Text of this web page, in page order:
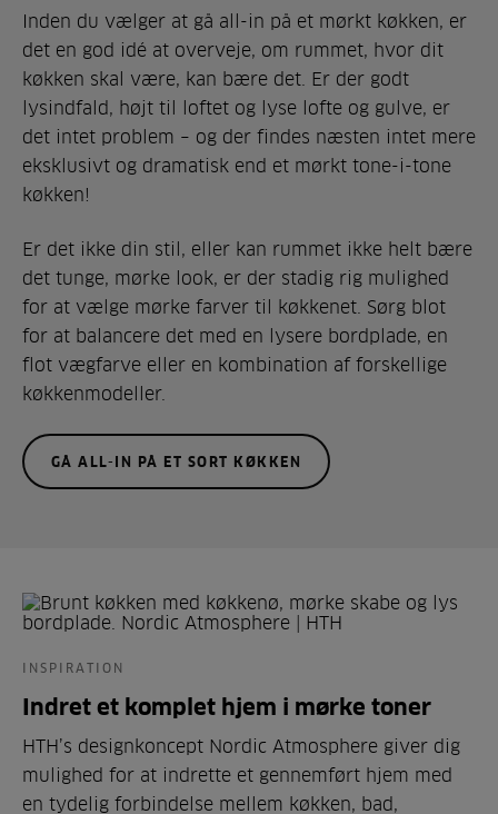
Inden du vælger at gå all-in på et mørkt køkken, er
det en god idé at overveje, om rummet, hvor dit
køkken skal være, kan bære det. Er der godt
lysindfald, højt til loftet og lyse lofte og gulve, er
det intet problem – og der findes næsten intet mere
eksklusivt og dramatisk end et mørkt tone-i-tone
køkken!
Er det ikke din stil, eller kan rummet ikke helt bære
det tunge, mørke look, er der stadig rig mulighed
for at vælge mørke farver til køkkenet. Sørg blot
for at balancere det med en lysere bordplade, en
flot vægfarve eller en kombination af forskellige
køkkenmodeller.
GÅ ALL-IN PÅ ET SORT KØKKEN
INSPIRATION
Indret et komplet hjem i mørke toner
HTH’s designkoncept Nordic Atmosphere giver dig
mulighed for at indrette et gennemført hjem med
en tydelig forbindelse mellem køkken, bad,